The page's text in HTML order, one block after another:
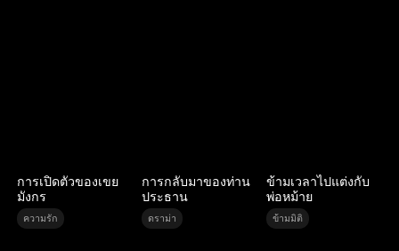
การเปิดตัวของเขย
มังกร
ความรัก
การกลับมาของท่าน
ประธาน
ดราม่า
ข้ามเวลาไปแต่งกับ
พ่อหม้าย
ข้ามมิติ